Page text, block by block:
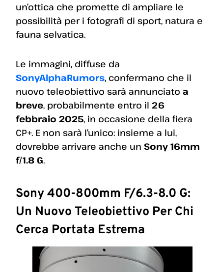
un’ottica che promette di ampliare le
possibilità per i fotografi di sport, natura e
fauna selvatica.
Le immagini, diffuse da
SonyAlphaRumors, confermano che il
nuovo teleobiettivo sarà annunciato a
breve, probabilmente entro il 26
febbraio 2025, in occasione della fiera
CP+. E non sarà l’unico: insieme a lui,
dovrebbe arrivare anche un Sony 16mm
f/1.8 G.
Sony 400-800mm F/6.3-8.0 G:
Un Nuovo Teleobiettivo Per Chi
Cerca Portata Estrema